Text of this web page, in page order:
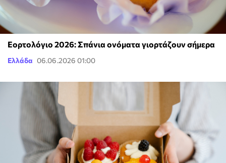
Εορτολόγιο 2026: Σπάνια ονόματα γιορτάζουν σήμερα
Ελλάδα 06.06.2026 01:00